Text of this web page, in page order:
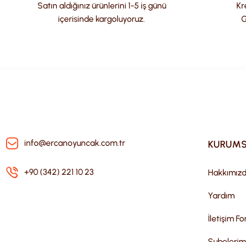
Bu ürüne benzer farklı alternatifler olmalı.
Satın aldığınız ürünlerini 1-5 iş günü
içerisinde kargoluyoruz.
info@ercanoyuncak.com.tr
+90 (342) 221 10 23
Yardım
İletişim